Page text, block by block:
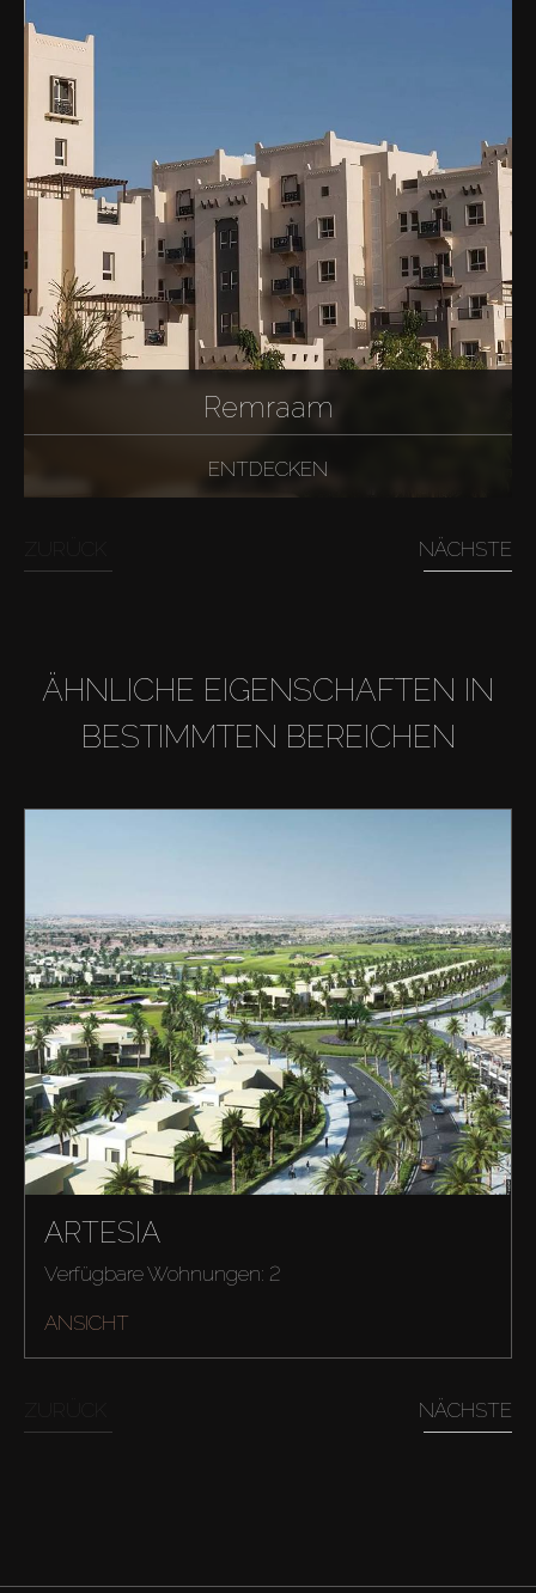
Remraam
ENTDECKEN
NÄCHSTE
ÄHNLICHE EIGENSCHAFTEN IN
BESTIMMTEN BEREICHEN
ARTESIA
Verfügbare Wohnungen: 2
ANSICHT
NÄCHSTE